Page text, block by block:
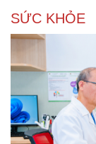
SỨC KHỎE